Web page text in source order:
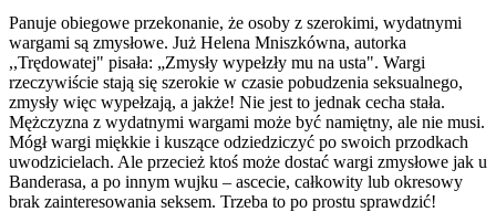
Panuje obiegowe przekonanie, że osoby z szerokimi, wydatnymi
wargami są zmysłowe. Już Helena Mniszkówna, autorka
,,Trędowatej" pisała: „Zmysły wypełzły mu na usta". Wargi
rzeczywiście stają się szerokie w czasie pobudzenia seksualnego,
zmysły więc wypełzają, a jakże! Nie jest to jednak cecha stała.
Mężczyzna z wydatnymi wargami może być namiętny, ale nie musi.
Mógł wargi miękkie i kuszące odziedziczyć po swoich przodkach
uwodzicielach. Ale przecież ktoś może dostać wargi zmysłowe jak u
Banderasa, a po innym wujku – ascecie, całkowity lub okresowy
brak zainteresowania seksem. Trzeba to po prostu sprawdzić!